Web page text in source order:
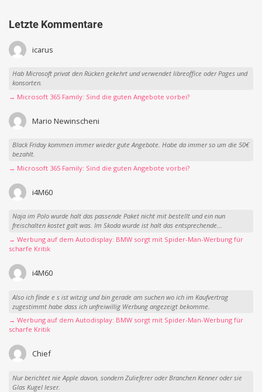
Letzte Kommentare
icarus
Hab Microsoft privat den Rücken gekehrt und verwendet libreoffice oder Pages und
konsorten.
→ Microsoft 365 Family: Sind die guten Angebote vorbei?
Mario Newinscheni
Black Friday kommen immer wieder gute Angebote. Habe da immer so um die 50€
bezahlt.
→ Microsoft 365 Family: Sind die guten Angebote vorbei?
i4M60
Naja im Polo wurde halt das passende Paket nicht mit bestellt und ein nun
freischalten kostet galt was. Im Skoda wurde ist halt das entsprechende...
→ Werbung auf dem Autodisplay: BMW sorgt mit Spider-Man-Werbung für
scharfe Kritik
i4M60
Also ich finde e s ist witzig und bin gerade am suchen wo ich im Kaufvertrag
zugestimmt habe dass ich unfreiwillig Werbung angezeigt bekomme.
→ Werbung auf dem Autodisplay: BMW sorgt mit Spider-Man-Werbung für
scharfe Kritik
Chief
Nur berichtet nie Apple davon, sondern Zulieferer oder Branchen Kenner oder sie
Glas Kugel leser.